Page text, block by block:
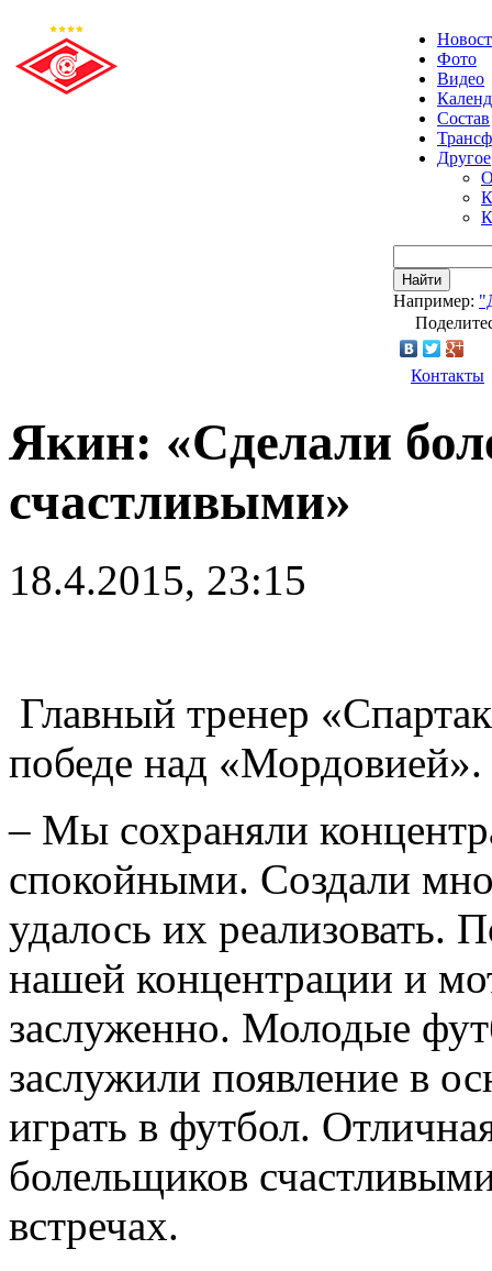
Фото
Видео
Состав
Другое
Найти
Например:
Контакты
Якин: «Сделали
счастливыми»
18.4.2015, 23:15
Главный тренер
победе над «Мордовией».
– Мы сохраняли
спокойными. Создали
удалось их реализовать.
нашей концентрации и
заслуженно. Молодые
заслужили появление в
играть в футбол.
болельщиков
встречах.